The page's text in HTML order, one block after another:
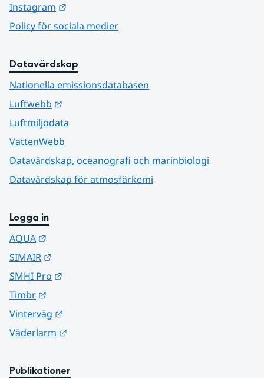
Instagram
Policy för sociala medier
Datavärdskap
Nationella emissionsdatabasen
Luftwebb
Luftmiljödata
VattenWebb
Datavärdskap, oceanografi och marinbiologi
Datavärdskap för atmosfärkemi
Logga in
AQUA
SIMAIR
SMHI Pro
Timbr
Vinterväg
Väderlarm
Publikationer